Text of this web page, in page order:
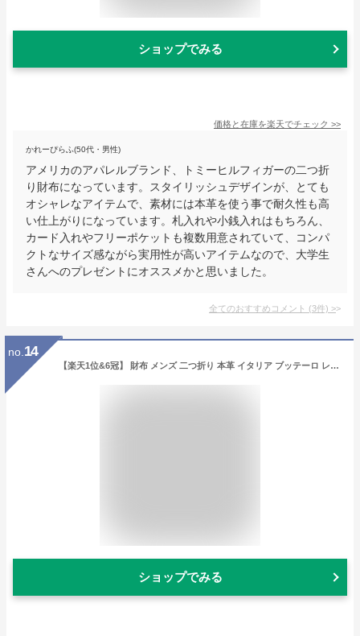
ショップでみる
価格と在庫を楽天でチェック >>
かれーぴらふ(50代・男性)
アメリカのアパレルブランド、トミーヒルフィガーの二つ折
り財布になっています。スタイリッシュデザインが、とても
オシャレなアイテムで、素材には本革を使う事で耐久性も高
い仕上がりになっています。札入れや小銭入れはもちろん、
カード入れやフリーポケットも複数用意されていて、コンパ
クトなサイズ感ながら実用性が高いアイテムなので、大学生
さんへのプレゼントにオススメかと思いました。
全てのおすすめコメント (3件) >
no. 14
【楽天1位&6冠】 財布 メンズ 二つ折り 本革 イタリア ブッテーロ レザー 日本製 ブランド 二つ折り財布 小銭入れ 仕切り 革 牛革 ヌメ革 人気 おしゃれ 折りたたみ 財布メンズ 大容量 カード お札 男性 紳士用 さいふ メンズ財布 黒 茶 緑 グリーン ネイビー
ショップでみる